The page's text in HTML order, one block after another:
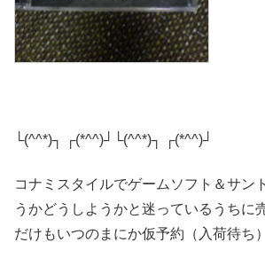
└(^^*)┐ ┌(*^^)┘└(^^*)┐ ┌(*^^)┘
コナミスタイルでゲームソフト＆サン
うかどうしようかと迷っているうちに
だけもいつのまにか仮予約（入荷待ち